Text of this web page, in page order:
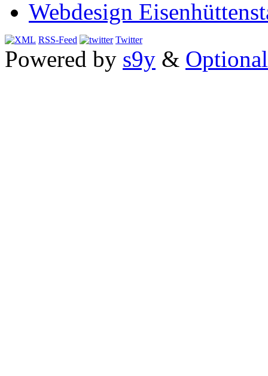
Webdesign
RSS-Feed Twitter
Powered by s9y &